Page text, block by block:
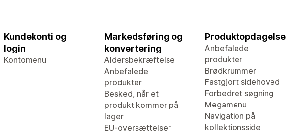
Kundekonti og
login
Kontomenu
Markedsføring og
konvertering
Aldersbekræftelse
Anbefalede
produkter
Besked, når et
produkt kommer på
lager
EU-oversættelser
Produktopdagelse
Anbefalede
produkter
Brødkrummer
Fastgjort sidehoved
Forbedret søgning
Megamenu
Navigation på
kollektionsside